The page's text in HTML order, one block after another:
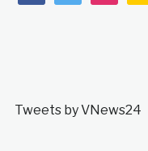
Tweets by VNews24